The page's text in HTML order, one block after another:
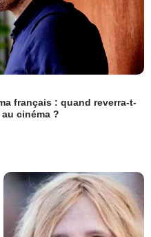
français : quand reverra-t-
cinéma ?